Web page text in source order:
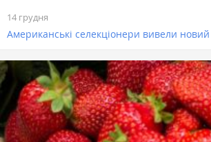
14 грудня
Американські селекціонери вивели новий